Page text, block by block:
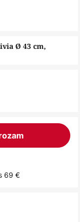
Ø 43 cm,
69 €